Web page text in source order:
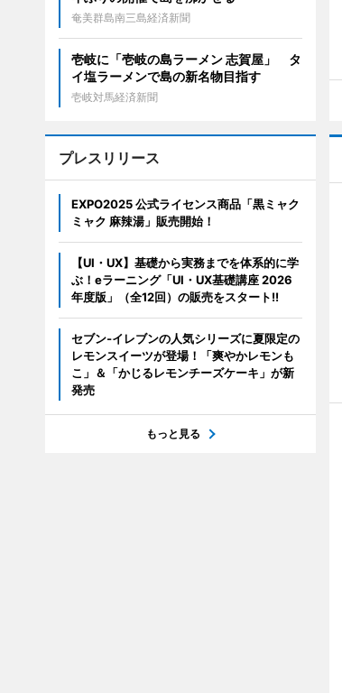
奄美群島南三島経済新聞
壱岐に「壱岐の島ラーメン 志賀屋」 タ
イ塩ラーメンで島の新名物目指す
壱岐対馬経済新聞
プレスリリース
EXPO2025 公式ライセンス商品「黒ミャク
ミャク 麻辣湯」販売開始！
【UI・UX】基礎から実務までを体系的に学
ぶ！eラーニング「UI・UX基礎講座 2026
年度版」（全12回）の販売をスタート!!
セブン‐イレブンの人気シリーズに夏限定の
レモンスイーツが登場！「爽やかレモンも
こ」＆「かじるレモンチーズケーキ」が新
発売
もっと見る